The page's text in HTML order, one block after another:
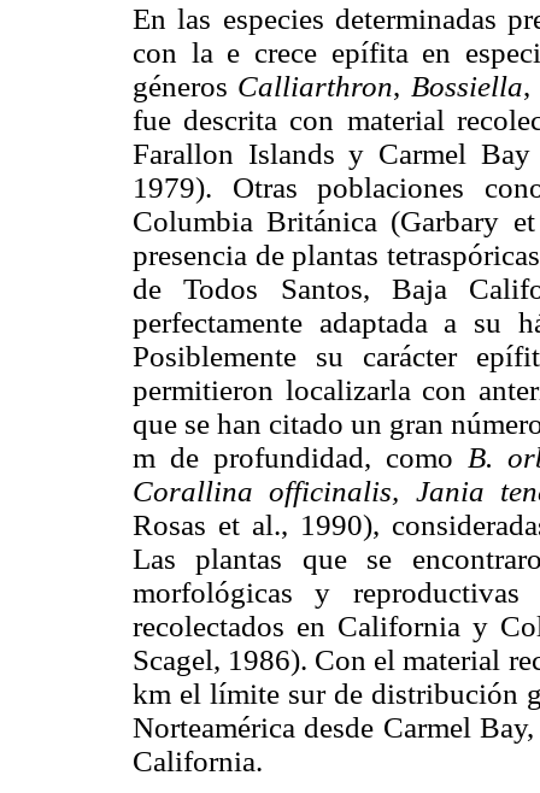
En las especies determinadas
con la e crece epífita en
géneros Calliarthron, Bossiella,
fue descrita con material
Farallon Islands y Carmel
1979). Otras poblaciones
Columbia Británica (Garbary
presencia de plantas
de Todos Santos, Baja
perfectamente adaptada a
Posiblemente su carácter
permitieron localizarla con
que se han citado un gran
m de profundidad, como B.
Corallina officinalis, Jania
Rosas et al., 1990),
Las plantas que se
morfológicas y reproductivas
recolectados en California y
Scagel, 1986). Con el material
km el límite sur de distribución
Norteamérica desde Carmel
California.